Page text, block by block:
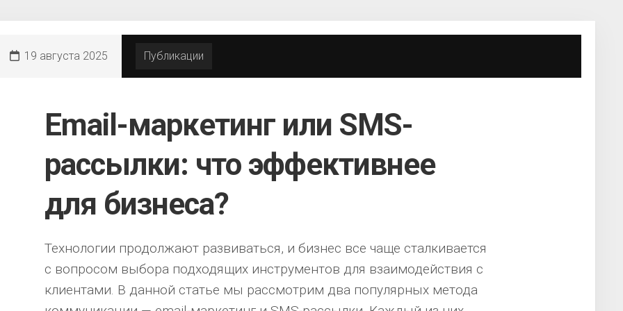
19 августа 2025 Публикации
Email-маркетинг или SMS-
рассылки: что эффективнее
для бизнеса?
Технологии продолжают развиваться, и бизнес все чаще сталкивается
с вопросом выбора подходящих инструментов для взаимодействия с
клиентами. В данной статье мы рассмотрим два популярных метода